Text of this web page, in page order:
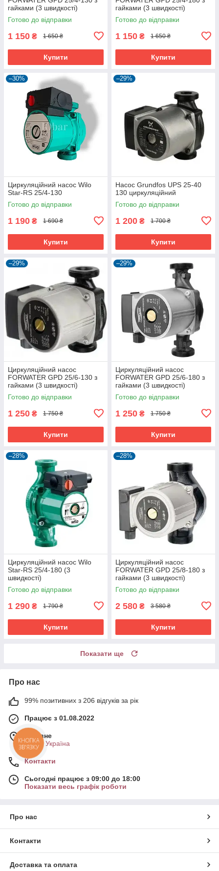
гайками (3 швидкості)
Готово до відправки
1 150 ₴ 1 650 ₴
Купити
гайками (3 швидкості)
Готово до відправки
1 150 ₴ 1 650 ₴
Купити
–30%
Циркуляційний насос Wilo
Star-RS 25/4-130
Готово до відправки
1 190 ₴ 1 690 ₴
Купити
–29%
Насос Grundfos UPS 25-40
130 циркуляційний
Готово до відправки
1 200 ₴ 1 700 ₴
Купити
–29%
Циркуляційний насос
FORWATER GPD 25/6-130 з
гайками (3 швидкості)
Готово до відправки
1 250 ₴ 1 750 ₴
Купити
–29%
Циркуляційний насос
FORWATER GPD 25/6-180 з
гайками (3 швидкості)
Готово до відправки
1 250 ₴ 1 750 ₴
Купити
–28%
Циркуляційний насос Wilo
Star-RS 25/4-180 (3
швидкості)
Готово до відправки
1 290 ₴ 1 790 ₴
Купити
–28%
Циркуляційний насос
FORWATER GPD 25/8-180 з
гайками (3 швидкості)
Готово до відправки
2 580 ₴ 3 580 ₴
Купити
Показати ще
Про нас
99% позитивних з 206 відгуків за рік
Працює з 01.08.2022
м. Рівне
Рівне, Україна
Контакти
Сьогодні працює з 09:00 до 18:00
Показати весь графік роботи
Про нас
Контакти
Доставка та оплата
КНОПКА
ЗВ'ЯЗКУ